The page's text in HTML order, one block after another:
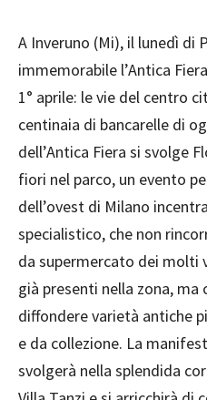
A Inveruno (Mi), il lunedì di
immemorabile l’Antica
1° aprile: le vie del centro
centinaia di bancarelle di
dell’Antica Fiera si svolge
fiori nel parco, un evento
dell’ovest di Milano
specialistico, che non
da supermercato dei molti
già presenti nella zona, ma
diffondere varietà antiche
e da collezione. La
svolgerà nella splendida